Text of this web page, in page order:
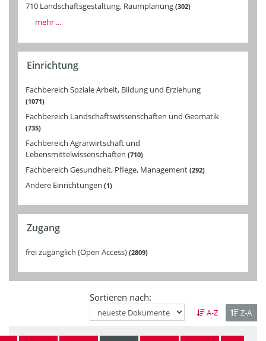
710 Landschaftsgestaltung, Raumplanung 302
mehr ...
Einrichtung
Fachbereich Soziale Arbeit, Bildung und Erziehung
1071
Fachbereich Landschaftswissenschaften und Geomatik
735
Fachbereich Agrarwirtschaft und
Lebensmittelwissenschaften 710
Fachbereich Gesundheit, Pflege, Management 292
Andere Einrichtungen 1
Zugang
frei zugänglich (Open Access) 2809
Sortieren nach:
A-Z Z-A